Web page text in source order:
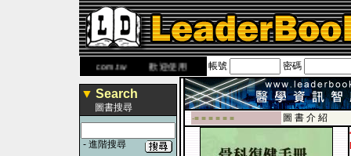
www.leaderbook.com.tw歡迎使用 國民旅遊卡！！
帳號 密碼
▼ Search
圖書搜尋
- 進階搜尋
-■ ■ ■ ■ ■ ■
圖 書 介 紹